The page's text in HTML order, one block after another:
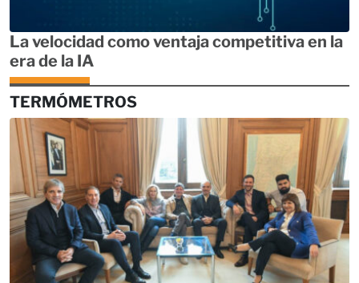
La velocidad como ventaja competitiva en la
era de la IA
TERMÓMETROS